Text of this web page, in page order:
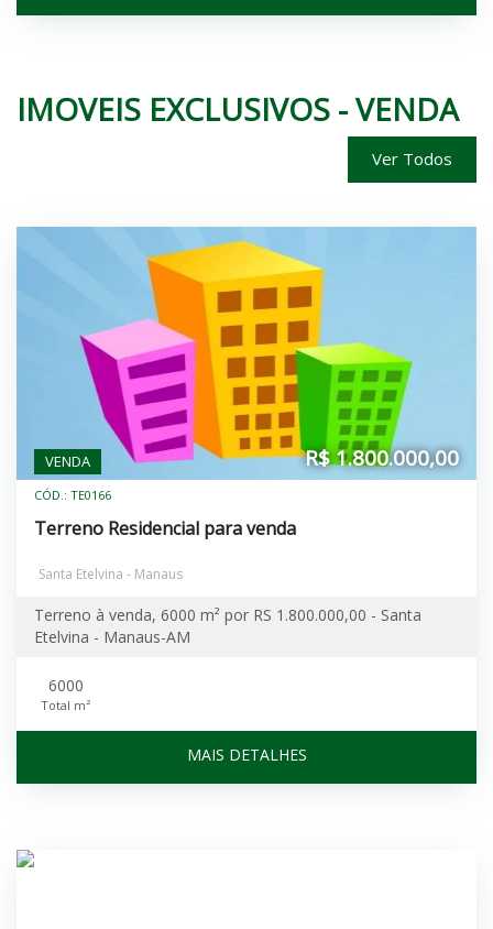
IMOVEIS EXCLUSIVOS - VENDA
Ver Todos
VENDA R$ 1.800.000,00
CÓD.: TE0166
Terreno Residencial para venda
Santa Etelvina - Manaus
Terreno à venda, 6000 m² por RS 1.800.000,00 - Santa
Etelvina - Manaus-AM
6000
Total m²
MAIS DETALHES